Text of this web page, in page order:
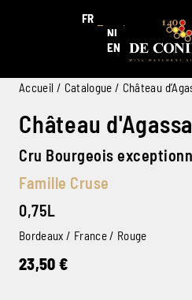
FR
NL
EN
Accueil / Catalogue / Château
Château
Cru Bourgeois
Famille Cruse
0,75L
Bordeaux / France / Rouge
23,50 €